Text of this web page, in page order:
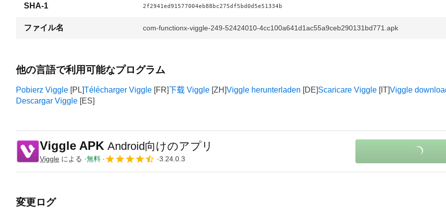
SHA-1 2f2941ed91577004eb88bc275df5bd0d5e51334b
ファイル名 com-functionx-viggle-249-52424010-4cc100a641d1ac55a9ceb290131bd771.apk
他の言語で利用可能なプログラム
Pobierz Viggle Télécharger Viggle 下载 Viggle Viggle herunterladen Scaricare Viggle
Viggle
Descargar Viggle
Viggle APK Android向けのアプリ
Viggle による 無料 3.24.0.3
変更ログ